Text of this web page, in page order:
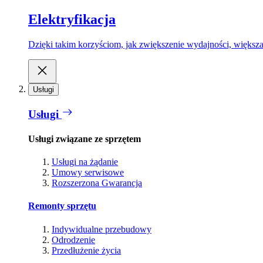
Elektryfikacja
Dzięki takim korzyściom, jak zwiększenie wydajności,
Usługi
Usługi
Usługi związane ze sprzętem
Usługi na żądanie
Umowy serwisowe
Rozszerzona Gwarancja
Remonty sprzętu
Indywidualne przebudowy
Odrodzenie
Przedłużenie życia